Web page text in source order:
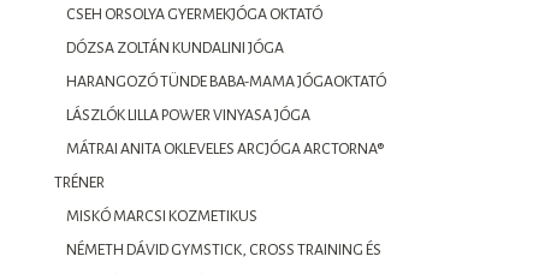
CSEH ORSOLYA GYERMEKJÓGA OKTATÓ
DÓZSA ZOLTÁN KUNDALINI JÓGA
HARANGOZÓ TÜNDE BABA-MAMA JÓGAOKTATÓ
LÁSZLÓK LILLA POWER VINYASA JÓGA
MÁTRAI ANITA OKLEVELES ARCJÓGA ARCTORNA®
TRÉNER
MISKÓ MARCSI KOZMETIKUS
NÉMETH DÁVID GYMSTICK, CROSS TRAINING ÉS